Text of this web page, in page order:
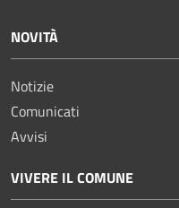
NOVITÀ
Notizie
Comunicati
Avvisi
VIVERE IL COMUNE